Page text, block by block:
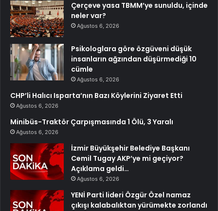
Çerçeve yasa TBMM’ye sunuldu, içinde
neler var?
Ağustos 6, 2026
Psikologlara göre özgüveni düşük
insanların ağzından düşürmediği 10
cümle
Ağustos 6, 2026
CHP’li Halıcı Isparta’nın Bazı Köylerini Ziyaret Etti
Ağustos 6, 2026
Minibüs-Traktör Çarpışmasında 1 Ölü, 3 Yaralı
Ağustos 6, 2026
İzmir Büyükşehir Belediye Başkanı
Cemil Tugay AKP’ye mi geçiyor?
Açıklama geldi…
Ağustos 6, 2026
YENİ Parti lideri Özgür Özel namaz
çıkışı kalabalıktan yürümekte zorlandı